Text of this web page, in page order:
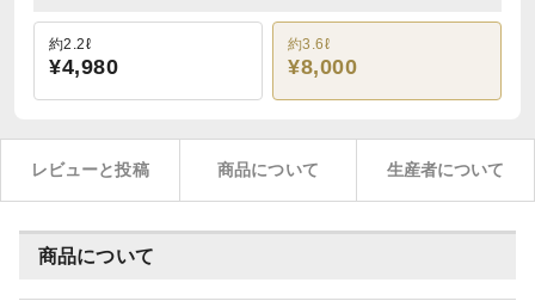
約2.2ℓ
¥4,980
約3.6ℓ
¥8,000
レビューと投稿 商品について 生産者について
商品について